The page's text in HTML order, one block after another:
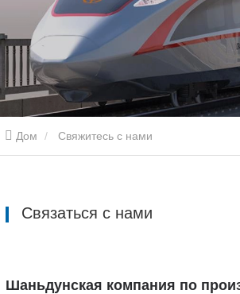
Дом Свяжитесь с нами
Связаться с нами
Шаньдунская компания по